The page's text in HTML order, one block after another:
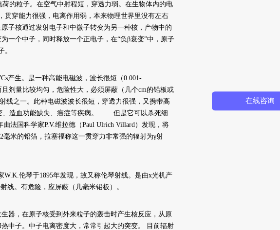
的粒子。在空气中射程短，穿透力弱。在生物体内的电
贯穿能力很强，电离作用弱，本来物理世界里没有左右
子核通过发射电子和中微子转变为另一种核，产物中的
一个中子，同时释放一个正电子，在“负β衰变”中，原子
。
产生。是一种高能电磁波，波长很短（0.001-
剂量比较均匀，危险性大，必须屏蔽（几个cm的铅板或
之一。此种电磁波波长很短，穿透力很强，又携带高
、造血功能缺失、癌症等疾病。 但是它可以杀死细
国科学家P.V.维拉德（Paul Ulrich Villard）发现，将
米的铅箔，拉塞福称这一贯穿力非常强的辐射为γ射
伦琴于1895年发现，故又称伦琴射线。是由x光机产
线。有危险，应屏蔽（几毫米铅板）。
，在原子核受到外来粒子的轰击时产生核反应，从原
中子。中子电离密度大，常常引起大的突变。 目前辐射
在线咨询